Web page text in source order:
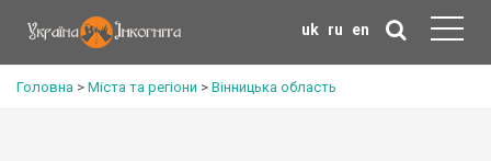
uk ru en
Головна > Міста та регіони > Вінницька область